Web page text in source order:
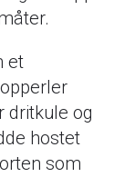
et
dritkule og
hostet
som